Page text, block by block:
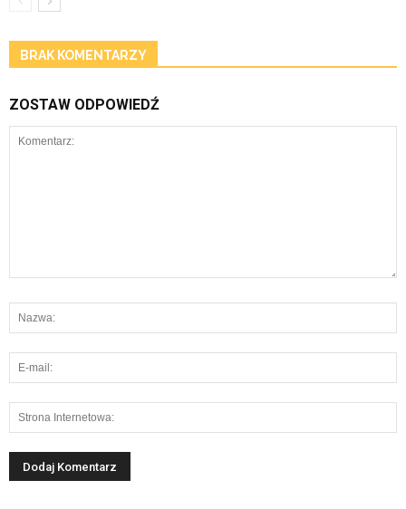
BRAK KOMENTARZY
ZOSTAW ODPOWIEDŹ